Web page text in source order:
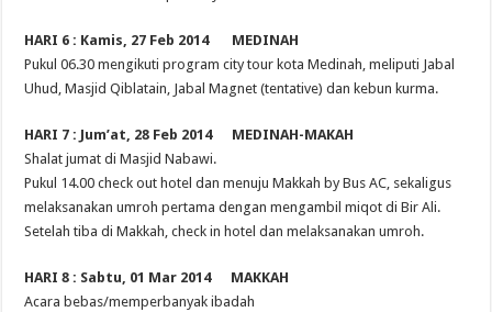
HARI 6 : Kamis, 27 Feb 2014 MEDINAH
Pukul 06.30 mengikuti program city tour kota Medinah, meliputi Jabal
Uhud, Masjid Qiblatain, Jabal Magnet (tentative) dan kebun kurma.
HARI 7 : Jum’at, 28 Feb 2014 MEDINAH-MAKAH
Shalat jumat di Masjid Nabawi.
Pukul 14.00 check out hotel dan menuju Makkah by Bus AC, sekaligus
melaksanakan umroh pertama dengan mengambil miqot di Bir Ali.
Setelah tiba di Makkah, check in hotel dan melaksanakan umroh.
HARI 8 : Sabtu, 01 Mar 2014 MAKKAH
Acara bebas/memperbanyak ibadah